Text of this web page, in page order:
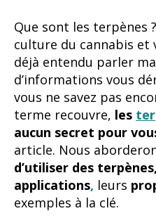
Que sont les terpènes
culture du cannabis et
déjà entendu parler
d’informations vous
vous ne savez pas
terme recouvre, les
aucun secret pour
article. Nous
d’utiliser des
applications, leurs
exemples à la clé.